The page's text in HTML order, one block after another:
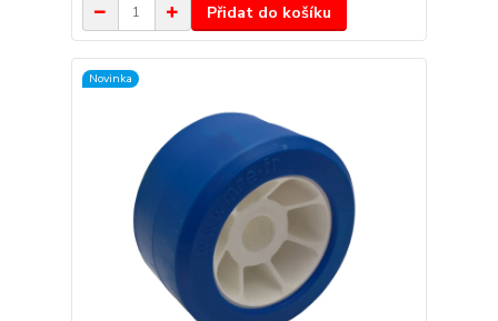
Přidat do košíku
Novinka